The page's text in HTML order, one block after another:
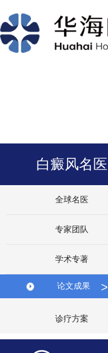
白癜风名医
全球名医
专家团队
学术专著
论文成果 >
诊疗方案